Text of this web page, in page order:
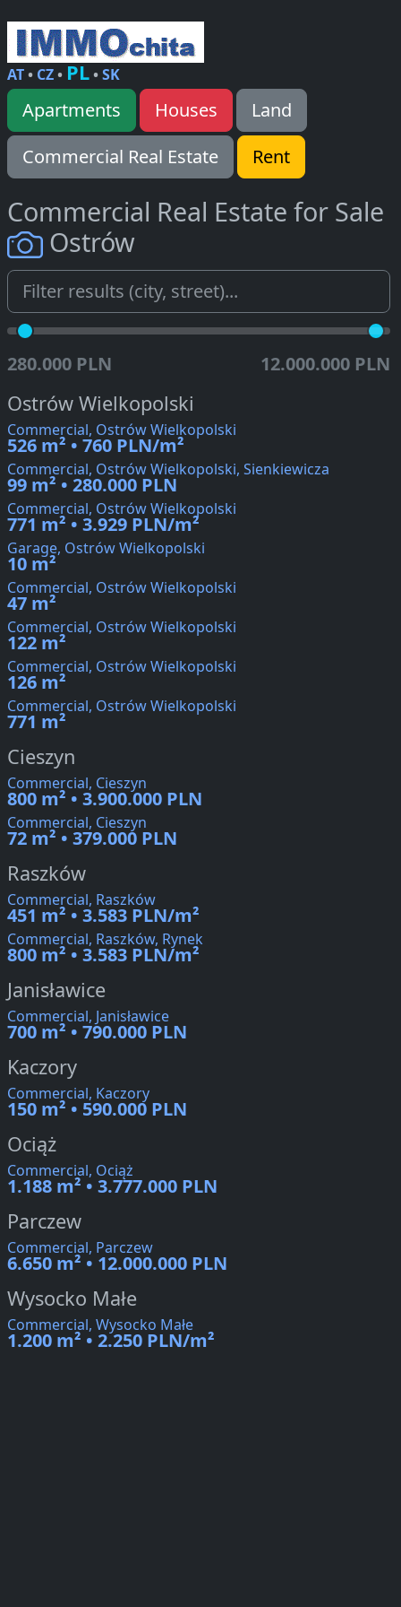
AT• CZ• PL•SK
Apartments Houses
Land
Commercial Real Estate
Rent
Commercial Real Estate for Sale
Ostrów
280.000 PLN 12.000.000 PLN
Ostrów Wielkopolski
Commercial, Ostrów Wielkopolski
526 m² • 760 PLN/m²
Commercial, Ostrów Wielkopolski, Sienkiewicza
99 m² • 280.000 PLN
Commercial, Ostrów Wielkopolski
771 m² • 3.929 PLN/m²
Garage, Ostrów Wielkopolski
10 m²
Commercial, Ostrów Wielkopolski
47 m²
Commercial, Ostrów Wielkopolski
122 m²
Commercial, Ostrów Wielkopolski
126 m²
Commercial, Ostrów Wielkopolski
771 m²
Cieszyn
Commercial, Cieszyn
800 m² • 3.900.000 PLN
Commercial, Cieszyn
72 m² • 379.000 PLN
Raszków
Commercial, Raszków
451 m² • 3.583 PLN/m²
Commercial, Raszków, Rynek
800 m² • 3.583 PLN/m²
Janisławice
Commercial, Janisławice
700 m² • 790.000 PLN
Kaczory
Commercial, Kaczory
150 m² • 590.000 PLN
Ociąż
Commercial, Ociąż
1.188 m² • 3.777.000 PLN
Parczew
Commercial, Parczew
6.650 m² • 12.000.000 PLN
Wysocko Małe
Commercial, Wysocko Małe
1.200 m² • 2.250 PLN/m²